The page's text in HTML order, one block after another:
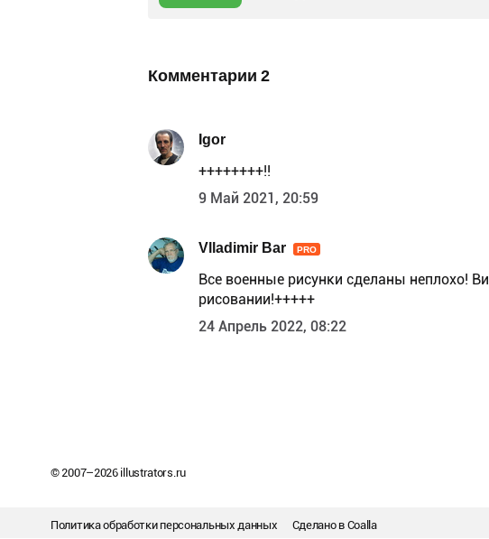
Комментарии 2
Igor
++++++++!!
9 Май 2021, 20:59
Vlladimir Bar PRO
Все военные рисунки сделаны неплохо!
рисовании!+++++
24 Апрель 2022, 08:22
© 2007–2026illustrators.ru
Политика обработки персональных данных Сделано в Coalla